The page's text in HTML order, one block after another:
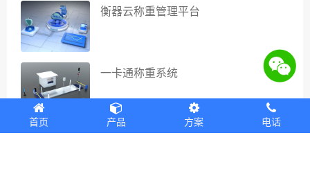
衡器云称重管理平台
一卡通称重系统
源头治超称重管理系统
首页 产品 方案 电话